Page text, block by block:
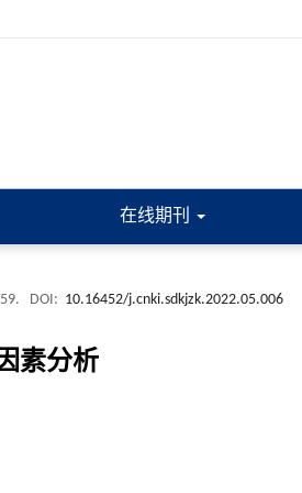
在线期刊
DOI: 10.16452/j.cnki.sdkjzk.2022.05.006
素分析